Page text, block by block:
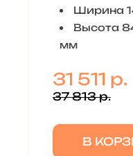
Ширина
Высота
мм
31 511 р.
37 813 р.
В